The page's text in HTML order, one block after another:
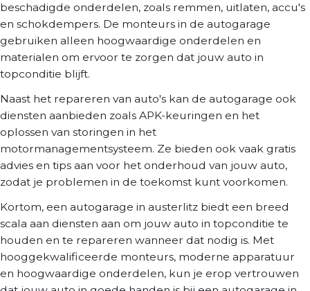
beschadigde onderdelen, zoals remmen, uitlaten, accu's
en schokdempers. De monteurs in de autogarage
gebruiken alleen hoogwaardige onderdelen en
materialen om ervoor te zorgen dat jouw auto in
topconditie blijft.
Naast het repareren van auto's kan de autogarage ook
diensten aanbieden zoals APK-keuringen en het
oplossen van storingen in het
motormanagementsysteem. Ze bieden ook vaak gratis
advies en tips aan voor het onderhoud van jouw auto,
zodat je problemen in de toekomst kunt voorkomen.
Kortom, een autogarage in austerlitz biedt een breed
scala aan diensten aan om jouw auto in topconditie te
houden en te repareren wanneer dat nodig is. Met
hooggekwalificeerde monteurs, moderne apparatuur
en hoogwaardige onderdelen, kun je erop vertrouwen